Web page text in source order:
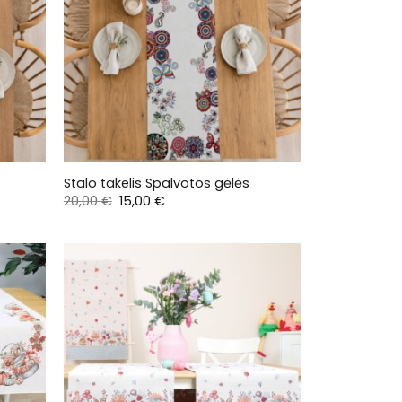
Stalo takelis Spalvotos gėlės
20,00€ Original
price
15,00€Current